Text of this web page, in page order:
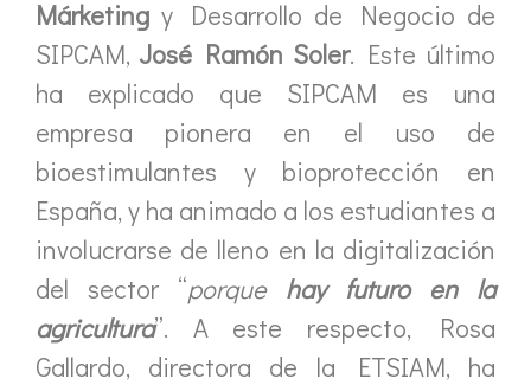
Márketing y Desarrollo de Negocio de
SIPCAM, José Ramón Soler. Este último
ha explicado que SIPCAM es una
empresa pionera en el uso de
bioestimulantes y bioprotección en
España, y ha animado a los estudiantes a
involucrarse de lleno en la digitalización
del sector “porque hay futuro en la
agricultura”. A este respecto, Rosa
Gallardo, directora de la ETSIAM, ha